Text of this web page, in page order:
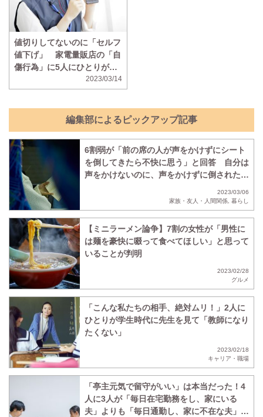
値切りしてないのに「セルフ
値下げ」 家電量販店の「自
傷行為」に5人にひとりがモ
2023/03/14
編集部によるピックアップ記事
6割弱が「前の席の人が声をかけずにシート
を倒してきたら不快に思う」と回答 自分は
声をかけないのに、声をかけずに倒されたら
2023/03/06
家族・友人・人間関係, 暮らし
【ミニラーメン論争】7割の女性が「男性に
は麺を豪快に啜って食べてほしい」と思って
いることが判明
2023/02/28
グルメ
「こんな私たちの相手、絶対ムリ！」2人に
ひとりが学生時代に先生を見て「教師になり
たくない」
2023/02/18
キャリア・職場
「亭主元気で留守がいい」は本当だった！4
人に3人が「毎日在宅勤務をし、家にいる
夫」よりも「毎日通勤し、家に不在な夫」の